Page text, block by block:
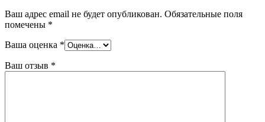
Ваш адрес email не будет опубликован. Обязательные поля
помечены *
Ваша оценка *
Ваш отзыв *